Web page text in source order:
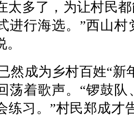
太多了，为让村民
进行海选。”西山
然成为乡村百姓“
荡着歌声。“锣鼓
练习。”村民郑成才